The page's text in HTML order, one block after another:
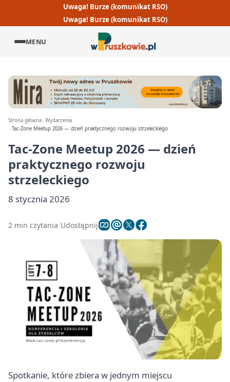
Uwaga! Burze (komunikat RSO)
Uwaga! Burze (komunikat RSO)
MENU
Strona główna Wydarzenia
Tac-Zone Meetup 2026 — dzień praktycznego rozwoju strzeleckiego
Tac-Zone Meetup 2026 — dzień
praktycznego rozwoju
strzeleckiego
8 stycznia 2026
2 min czytania Udostępnij
Spotkanie, które zbiera w jednym miejscu